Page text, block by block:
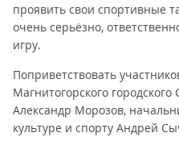
проявить свои спортивные
очень серьёзно,
игру.
Поприветствовать
Магнитогорского
Александр Морозов,
культуре и спорту Андрей